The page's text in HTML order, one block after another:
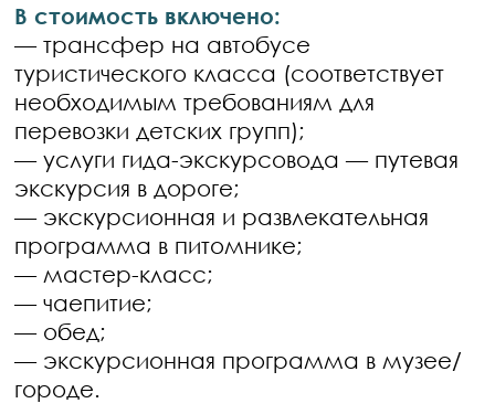
В стоимость включено:
— трансфер на автобусе
туристического класса (соответствует
необходимым требованиям для
перевозки детских групп);
— услуги гида-экскурсовода — путевая
экскурсия в дороге;
— экскурсионная и развлекательная
программа в питомнике;
— мастер-класс;
— чаепитие;
— обед;
— экскурсионная программа в музее/
городе.